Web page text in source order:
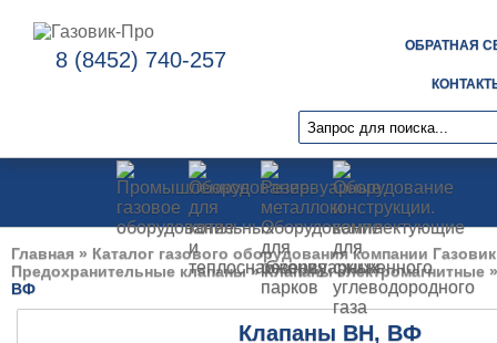
8 (8452) 740-257
ОБРАТНАЯ
Главная » Каталог газового оборудования компании Газовик
Предохранительные клапаны»Клапаны электромагнитные
ВФ
Клапаны ВН, ВФ